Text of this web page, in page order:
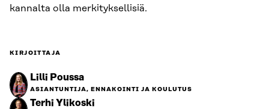
kannalta olla merkityksellisiä.
KIRJOITTAJA
Lilli Poussa
ASIANTUNTIJA, ENNAKOINTI JA KOULUTUS
Terhi Ylikoski